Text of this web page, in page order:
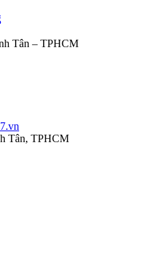
Tân – TPHCM
Tân, TPHCM